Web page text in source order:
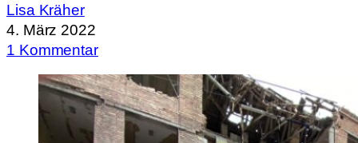
Lisa Kräher
4. März 2022
1 Kommentar